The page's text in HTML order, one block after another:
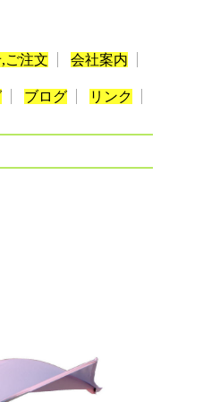
ご注文 会社案内
ブログ リンク